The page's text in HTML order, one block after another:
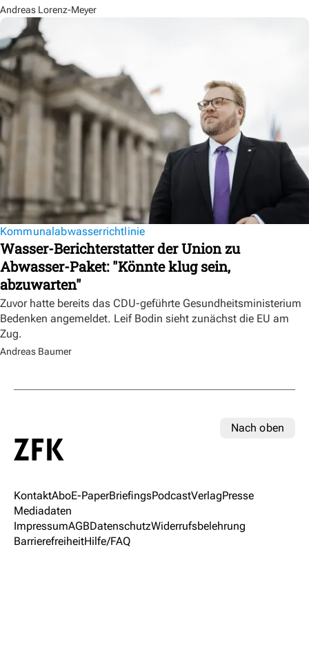
Andreas Lorenz-Meyer
Kommunalabwasserrichtlinie
Wasser-Berichterstatter der Union zu
Abwasser-Paket: "Könnte klug sein,
abzuwarten"
Zuvor hatte bereits das CDU-geführte Gesundheitsministerium
Bedenken angemeldet. Leif Bodin sieht zunächst die EU am
Zug.
Andreas Baumer
Nach oben
KontaktAboE-PaperBriefingsPodcastVerlagPresse
Mediadaten
ImpressumAGBDatenschutzWiderrufsbelehrung
BarrierefreiheitHilfe/FAQ